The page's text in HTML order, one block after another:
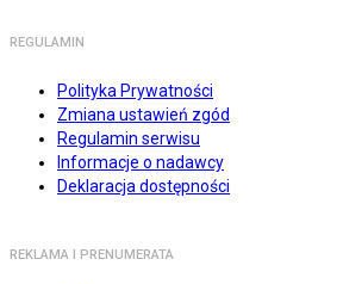
REGULAMIN
Polityka Prywatności
Zmiana ustawień zgód
Regulamin serwisu
Informacje o nadawcy
Deklaracja dostępności
REKLAMA I PRENUMERATA